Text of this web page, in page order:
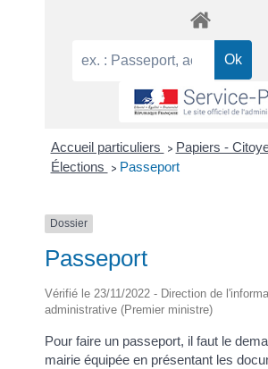
Accueil particuliers > Papiers -
Élections > Passeport
Dossier
Passeport
Vérifié le 23/11/2022 - Direction de
administrative (Premier ministre)
Pour faire un passeport, il faut le
mairie équipée en présentant les